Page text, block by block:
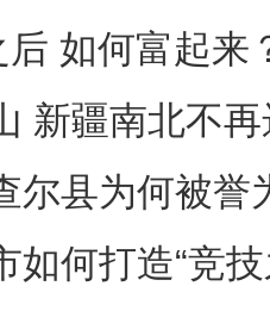
新疆4000亩沙漠盐
后 如何富起来
新疆南北不
尔县为何被誉
如何打造“竞